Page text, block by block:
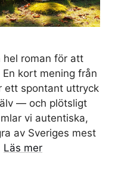
hel roman för att
kort mening från
ett spontant uttryck
— och plötsligt
vi autentiska,
av Sveriges mest
Läs mer